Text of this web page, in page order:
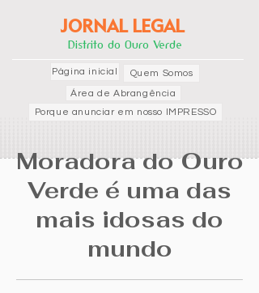
JORNAL LEGAL
Distrito do Ouro Verde
Página inicial
Porque anunciar em nosso IMPRESSO
Área de Abrangência
Quem Somos
Moradora do Ouro
Verde é uma das
mais idosas do
mundo